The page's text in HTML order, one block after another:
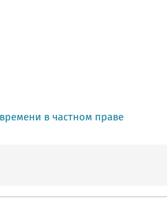
в частном праве